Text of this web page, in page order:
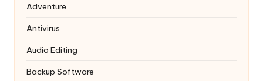
Adventure
Antivirus
Audio Editing
Backup Software